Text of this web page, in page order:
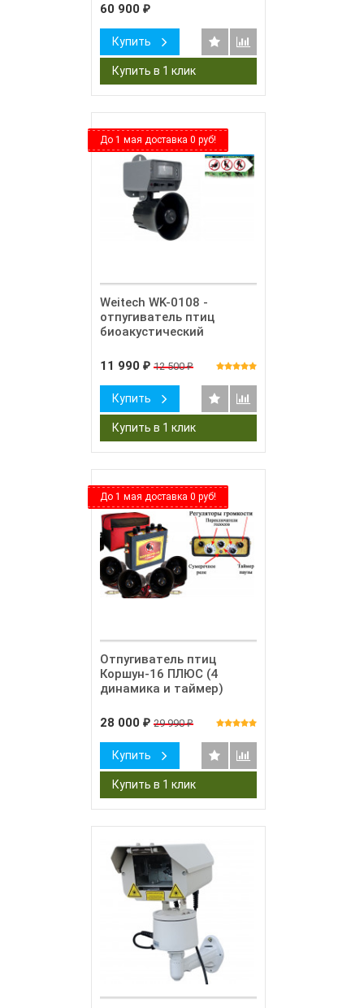
60 900 ₽
Купить
До 1 мая доставка 0 руб!
Weitech WK-0108 -
отпугиватель птиц
биоакустический
11 990 ₽ 12 500₽
Купить
До 1 мая доставка 0 руб!
Отпугиватель птиц
Коршун-16 ПЛЮС (4
динамика и таймер)
28 000 ₽ 29 990₽
Купить